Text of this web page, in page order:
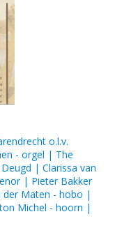
o.l.v.
- orgel | The
| Clarissa van
| Pieter Bakker
der Maten - hobo |
Michel - hoorn |